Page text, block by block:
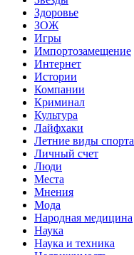
Здоровье
ЗОЖ
Игры
Импортозамещение
Интернет
Истории
Компании
Криминал
Культура
Лайфхаки
Летние виды спорта
Личный счет
Люди
Места
Мнения
Мода
Народная медицина
Наука
Наука и техника